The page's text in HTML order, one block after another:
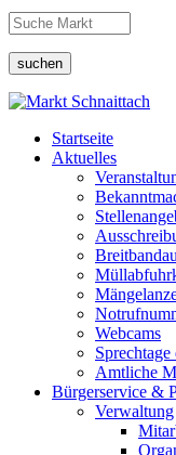
suchen
Startseite
Aktuelles
Webcams
Amtliche
Bürgerservice &
Verwaltung